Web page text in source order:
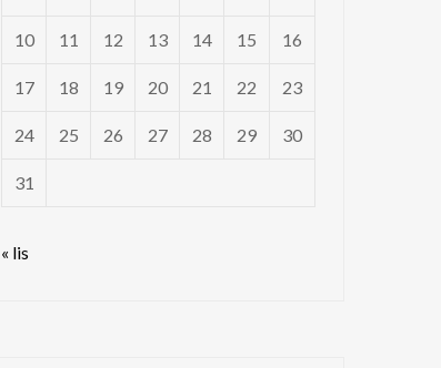
10 11 12 13 14 15 16
17 18 19 20 21 22 23
24 25 26 27 28 29 30
31
« lis